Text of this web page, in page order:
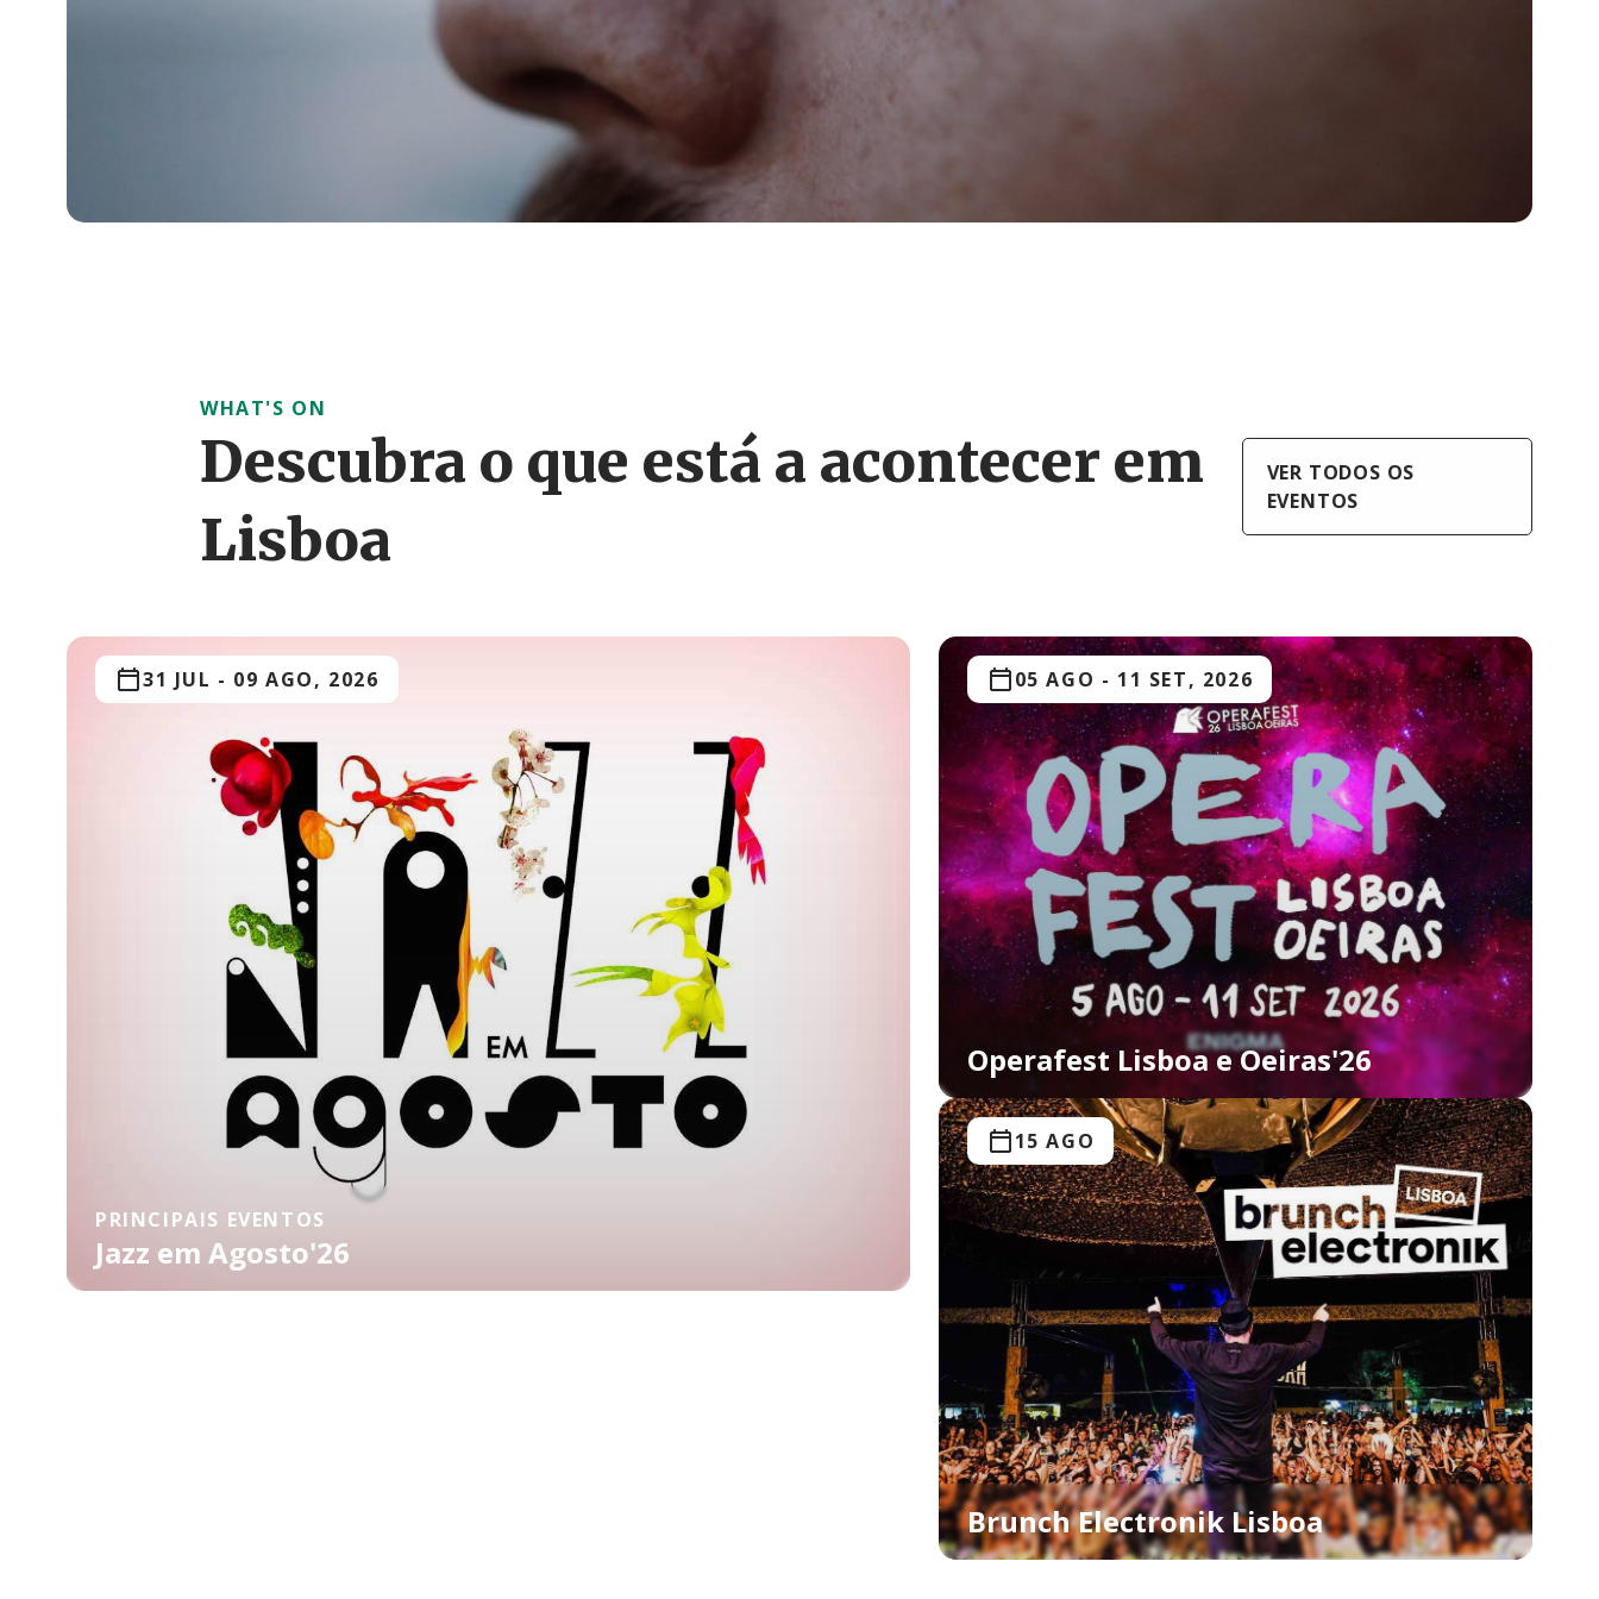
WHAT'S ON
Descubra o que está a acontecer em
Lisboa
VER TODOS OS
EVENTOS
31 JUL - 09 AGO, 2026
PRINCIPAIS EVENTOS
Jazz em Agosto'26
05 AGO - 11 SET, 2026
Operafest Lisboa e Oeiras'26
15 AGO
Brunch Electronik Lisboa